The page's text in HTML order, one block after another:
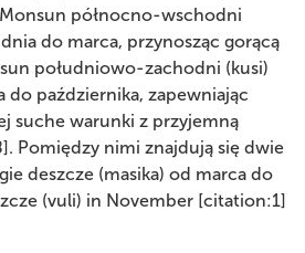
północno-wschodni
do marca, przynosząc gorącą
południowo-zachodni (kusi)
do października, zapewniając
suche warunki z przyjemną
Pomiędzy nimi znajdują się dwie
deszcze (masika) od marca do
(vuli) in November [citation:1]